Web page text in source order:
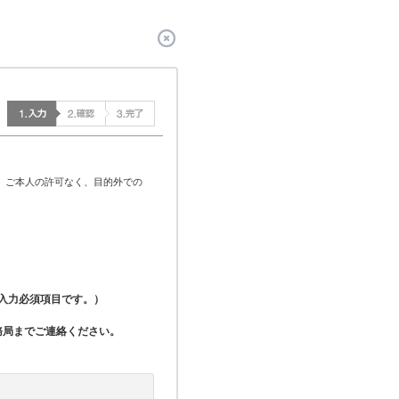
ご本人の許可なく、目的外での
力必須項目です。）
までご連絡ください。